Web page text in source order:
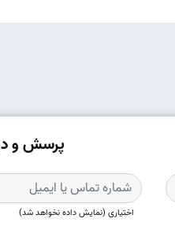
پرسش و
اختیاری (نمایش داده نخواهد شد)